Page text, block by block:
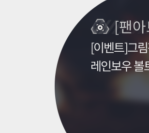
[팬
[이벤트]그
레인보우 볼